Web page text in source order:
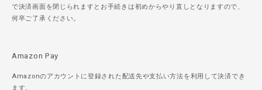
で決済画面を閉じられますとお手続きは初めからやり直しとなりますので、
何卒ご了承ください。
Amazon Pay
Amazonのアカウントに登録された配送先や支払い方法を利用して決済でき
ます。